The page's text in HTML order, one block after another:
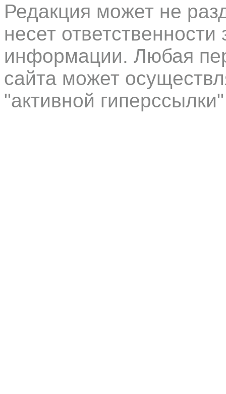
Редакция может не
несет
информации. Любая
сайта может
"активной